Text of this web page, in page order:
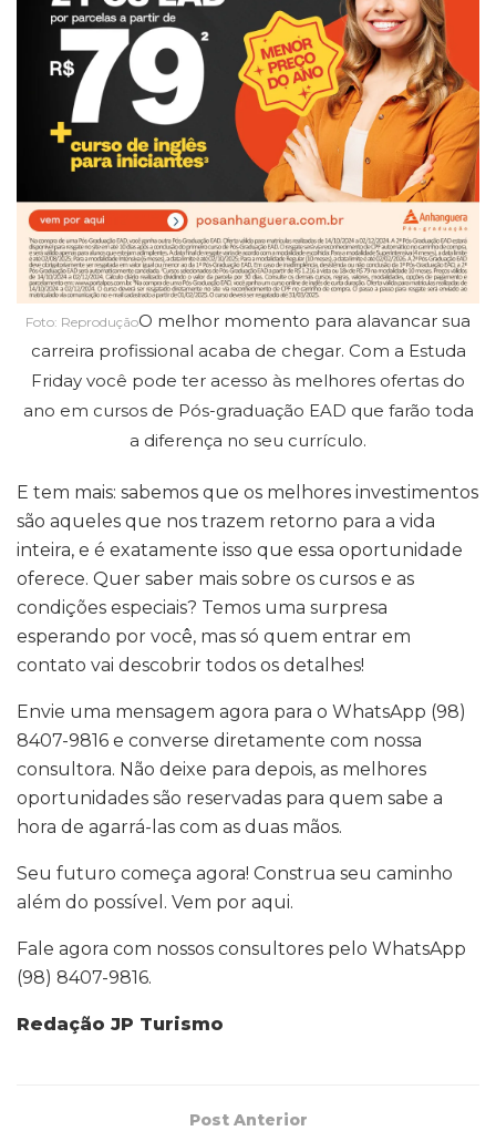
Foto: ReproduçãoO melhor momento para alavancar sua
carreira profissional acaba de chegar. Com a Estuda
Friday você pode ter acesso às melhores ofertas do
ano em cursos de Pós-graduação EAD que farão toda
a diferença no seu currículo.
E tem mais: sabemos que os melhores investimentos
são aqueles que nos trazem retorno para a vida
inteira, e é exatamente isso que essa oportunidade
oferece. Quer saber mais sobre os cursos e as
condições especiais? Temos uma surpresa
esperando por você, mas só quem entrar em
contato vai descobrir todos os detalhes!
Envie uma mensagem agora para o WhatsApp (98)
8407-9816 e converse diretamente com nossa
consultora. Não deixe para depois, as melhores
oportunidades são reservadas para quem sabe a
hora de agarrá-las com as duas mãos.
Seu futuro começa agora! Construa seu caminho
além do possível. Vem por aqui.
Fale agora com nossos consultores pelo WhatsApp
(98) 8407-9816.
Redação JP Turismo
Post Anterior